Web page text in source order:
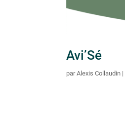
Avi’Sé
parAlexis Collaudin |